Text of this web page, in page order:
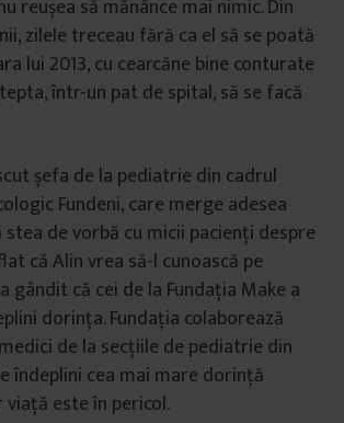
reușea să mănânce mai nimic. Din
zilele treceau fără ca el să se poată
lui 2013, cu cearcăne bine conturate
într-un pat de spital, să se facă
șefa de la pediatrie din cadrul
Fundeni, care merge adesea
stea de vorbă cu micii pacienți despre
că Alin vrea să-l cunoască pe
gândit că cei de la Fundația Make a
dorința. Fundația colaborează
de la secțiile de pediatrie din
îndeplini cea mai mare dorință
este în pericol.